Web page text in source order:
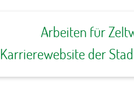
Arbeiten für
Karrierewebsite der